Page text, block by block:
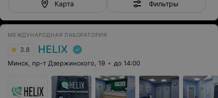
Карта Фильтры
МЕЖДУНАРОДНАЯ ЛАБОРАТОРИЯ
3.8 HELIX
Минск, пр-т Дзержинского, 19 до 14:00